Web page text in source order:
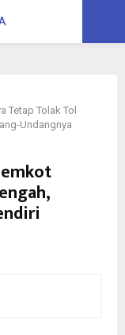
Tetap Tolak Tol
Undangnya